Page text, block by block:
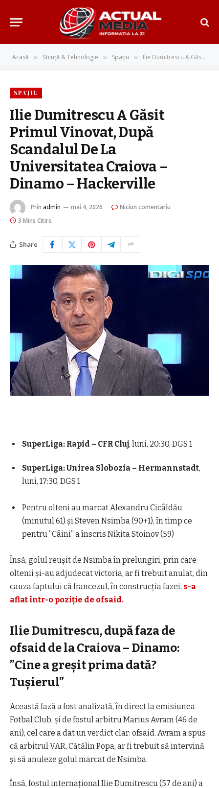
Acasă » Știință & Tehnologie » Spațiu » Ilie Dumitrescu A Găsit Primul Vinovat, După Scandalul De La Universitatea Craiova – Dinamo – Hackerville
SPAȚIU
Ilie Dumitrescu A Găsit
Primul Vinovat, După
Scandalul De La
Universitatea Craiova –
Dinamo – Hackerville
Prin admin mai 4, 2026
Niciun comentariu
3 Mins Citire
Share
SuperLiga: Rapid – CFR Cluj, luni, 20:30, DGS 1
SuperLiga: Unirea Slobozia – Hermannstadt,
luni, 17:30, DGS 1
Pentru olteni au marcat Alexandru Cicâldău
(minutul 61) și Steven Nsimba (90+1), în timp ce
pentru ”Câini” a înscris Nikita Stoinov (59)
Însă, golul reușit de Nsimba în prelungiri, prin care
oltenii și-au adjudecat victoria, ar fi trebuit anulat, din
cauza faptului că francezul, în construcția fazei, s-a
aflat într-o poziție de ofsaid.
Ilie Dumitrescu, după faza de
ofsaid de la Craiova – Dinamo:
”Cine a greșit prima dată?
Tușierul”
Această fază a fost analizată, în direct la emisiunea
Fotbal Club, și de fostul arbitru Marius Avram (46 de
ani), cel care a dat un verdict clar: ofsaid. Avram a spus
că arbitrul VAR, Cătălin Popa, ar fi trebuit să intervină
și să anuleze golul marcat de Nsimba.
Însă, fostul internațional Ilie Dumitrescu (57 de ani) a